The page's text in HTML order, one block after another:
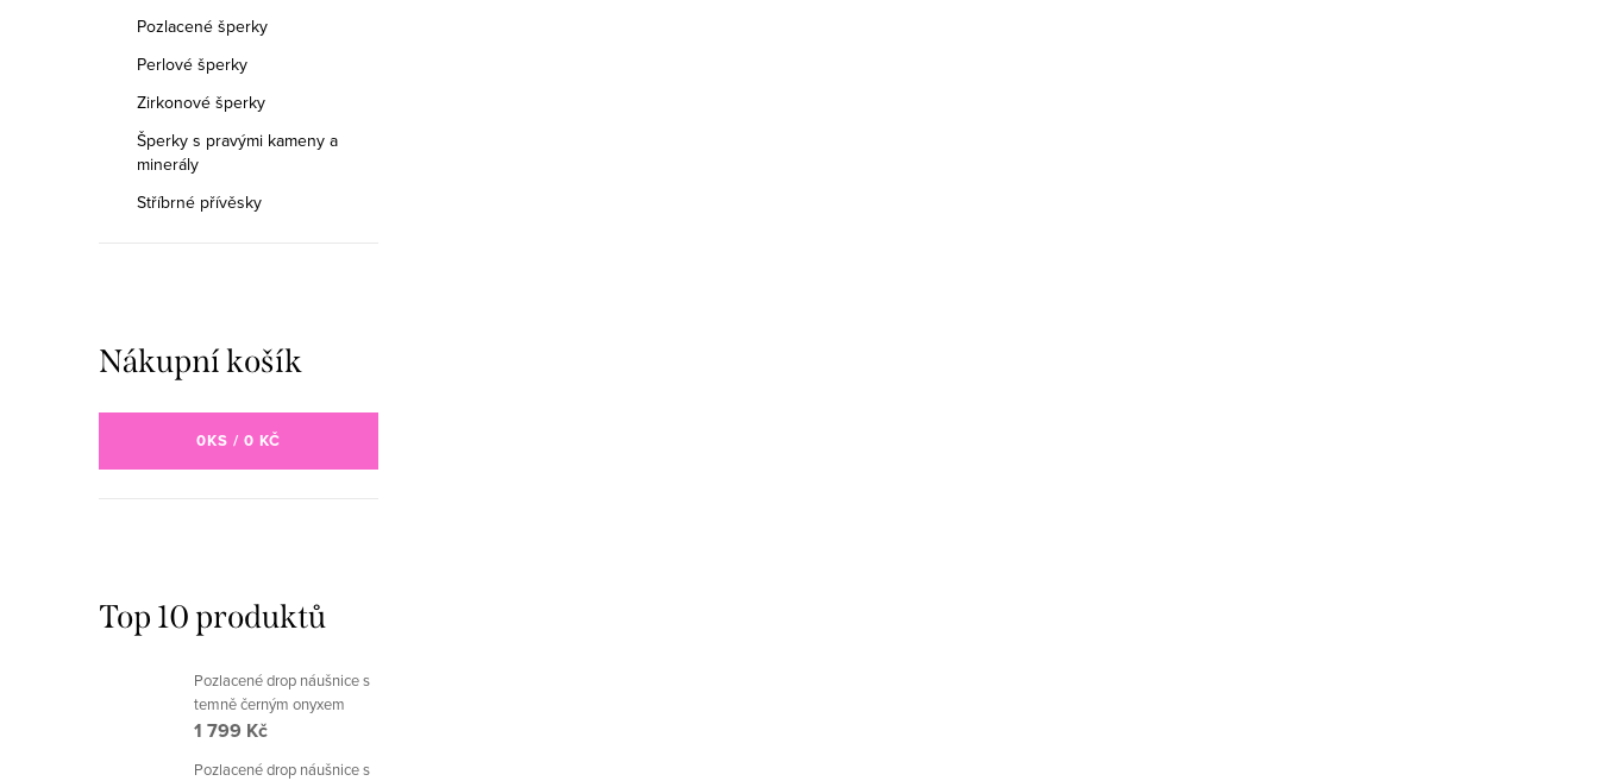
Pozlacené šperky
Perlové šperky
Zirkonové šperky
Šperky s pravými kameny a
minerály
Stříbrné přívěsky
Nákupní košík
0KS / 0 KČ
Top 10 produktů
Pozlacené drop náušnice s
temně černým onyxem
1 799 Kč
Pozlacené drop náušnice s